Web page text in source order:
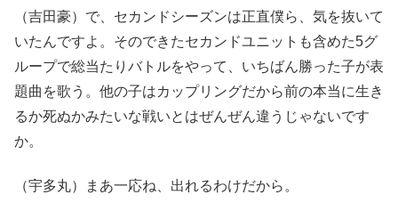
（吉田豪）で、セカンドシーズンは正直僕ら、気を抜いて
いたんですよ。そのできたセカンドユニットも含めた5グ
ループで総当たりバトルをやって、いちばん勝った子が表
題曲を歌う。他の子はカップリングだから前の本当に生き
るか死ぬかみたいな戦いとはぜんぜん違うじゃないです
か。
（宇多丸）まあ一応ね、出れるわけだから。